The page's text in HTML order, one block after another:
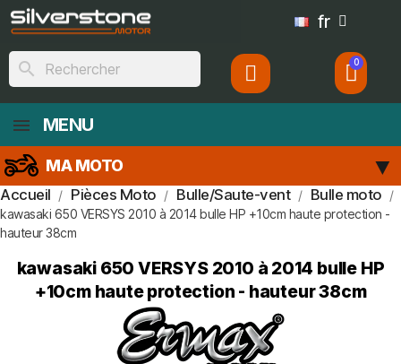
fr
search
MENU
MA MOTO
Accueil Pièces Moto Bulle/Saute-vent Bulle moto
kawasaki 650 VERSYS 2010 à 2014 bulle HP +10cm haute protection -
hauteur 38cm
kawasaki 650 VERSYS 2010 à 2014 bulle HP
+10cm haute protection - hauteur 38cm